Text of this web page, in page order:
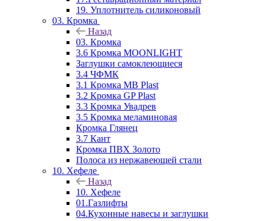
19. Уплотнитель силиконовый
03. Кромка
Назад
03. Кромка
3.6 Кромка MOONLIGHT
Заглушки самоклеющиеся
3.4 ЧФМК
3.1 Кромка MB Plast
3.2 Кромка GP Plast
3.3 Кромка Увадрев
3.5 Кромка меламиновая
Кромка Глянец
3.7 Кант
Кромка ПВХ Золото
Полоса из нержавеющей стали
10. Хефеле
Назад
10. Хефеле
01.Газлифты
04.Кухонные навесы и заглушки